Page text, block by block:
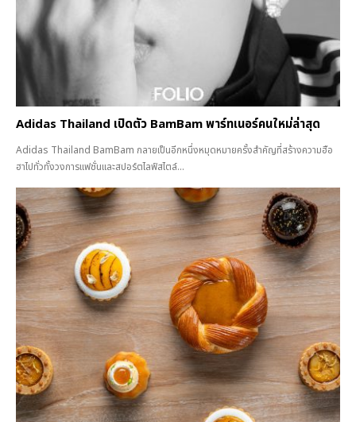
Adidas Thailand เปิดตัว BamBam พาร์ทเนอร์คนใหม่ล่าสุด
Adidas Thailand BamBam กลายเป็นอีกหนึ่งหมุดหมายครั้งสำคัญที่สร้างความฮือ
ฮาไปทั่วทั้งวงการแฟชั่นและสปอร์ตไลฟ์สไตล์...